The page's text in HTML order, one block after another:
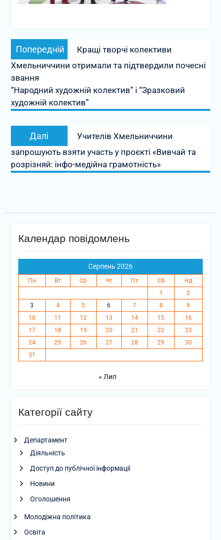
Навігація
записів
Попередній
Попередній
запис:
Кращі творчі колективи
Хмельниччини отримали та підтвердили почесні
звання
“Народний художній колектив” і “Зразковий
художній колектив”
Далі
Наступний
запис:
Учителів Хмельниччини
запрошують взяти участь у проєкті «Вивчай та
розрізняй: інфо-медійна грамотність»
Календар повідомлень
Серпень 2026
Пн Вт Ср Чт Пт Сб
Нд
1
2
3
4 5 6 7 8
9
10
11 12 13 14 15
16
17
18 19 20 21 22
23
24
25 26 27 28 29
30
31
« Лип
Категорії сайту
Департамент
Діяльність
Доступ до публічної інформації
Новини
Оголошення
Молодіжна політика
Освіта